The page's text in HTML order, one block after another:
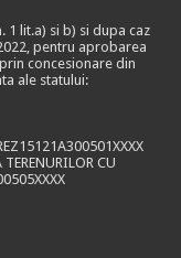
1 lit.a) si b) si dupa caz
pentru aprobarea
concesionare din
ale statului:
CU